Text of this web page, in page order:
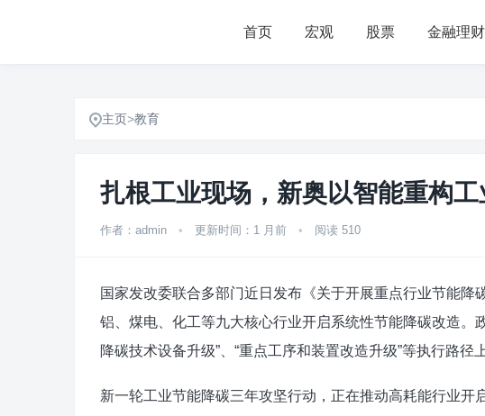
首页 宏观 股票 金融理财
主页>教育
扎根工业现场，新奥以智能重构
作者：admin • 更新时间：1 月前 • 阅读 510
国家发改委联合多部门近日发布《关于开展重点行业节能
铝、煤电、化工等九大核心行业开启系统性节能降碳改造。
降碳技术设备升级”、“重点工序和装置改造升级”等执行路径
新一轮工业节能降碳三年攻坚行动，正在推动高耗能行业